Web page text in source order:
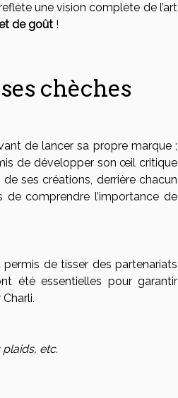
une vision complète de l’art
de goût !
chèches
de lancer sa propre marque ;
de développer son œil critique
ses créations, derrière chacun
comprendre l’importance de
de tisser des partenariats
été essentielles pour garantir
etc.